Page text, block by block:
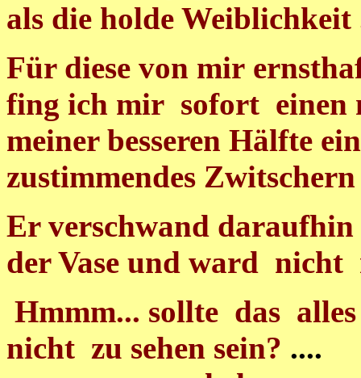
als die holde Weiblichkeit
Für diese von mir
fing ich mir sofort einen
meiner besseren Hälfte
zustimmendes Zwitschern
Er verschwand
der Vase und ward nicht
Hmmm... sollte das
nicht zu sehen sein? ....